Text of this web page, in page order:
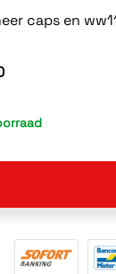
caps en